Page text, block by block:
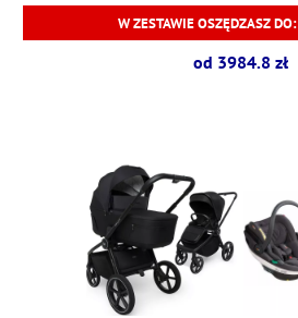
W ZESTAWIE OSZĘDZASZ DO:
od 3984.8 zł